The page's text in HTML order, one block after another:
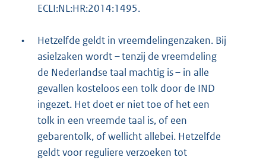
ECLI:NL:HR:2014:1495.
•
Hetzelfde geldt in vreemdelingenzaken. Bij
asielzaken wordt – tenzij de vreemdeling
de Nederlandse taal machtig is – in alle
gevallen kosteloos een tolk door de IND
ingezet. Het doet er niet toe of het een
tolk in een vreemde taal is, of een
gebarentolk, of wellicht allebei. Hetzelfde
geldt voor reguliere verzoeken tot